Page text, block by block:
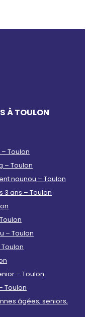
À TOULON
Toulon
– Toulon
nounou – Toulon
3 ans – Toulon
– Toulon
– Toulon
Toulon
âgées, seniors,